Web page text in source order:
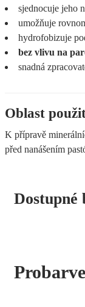
sjednocuje jeho
umožňuje
hydrofobizuje
bez vlivu na
snadná
Oblast
K přípravě
před nanášením
Dostupné